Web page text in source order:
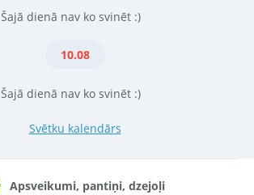
Šajā dienā nav ko svinēt :)
10.08
Šajā dienā nav ko svinēt :)
Svētku kalendārs
Apsveikumi, pantiņi, dzejoļi